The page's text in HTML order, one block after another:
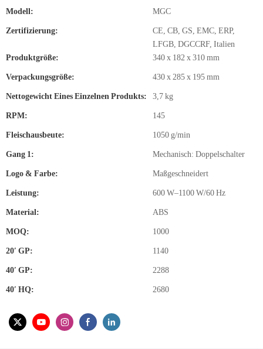
Modell: MGC
Zertifizierung:
CE, CB, GS, EMC, ERP,
LFGB, DGCCRF, Italien
Produktgröße:
340 x 182 x 310 mm
Verpackungsgröße: 430 x 285 x 195 mm
Nettogewicht Eines Einzelnen Produkts: 3,7 kg
RPM: 145
Fleischausbeute: 1050 g/min
Gang 1: Mechanisch: Doppelschalter
Logo & Farbe: Maßgeschneidert
Leistung: 600 W–1100 W/60 Hz
Material: ABS
MOQ: 1000
20′ GP: 1140
40′ GP: 2288
40′ HQ: 2680